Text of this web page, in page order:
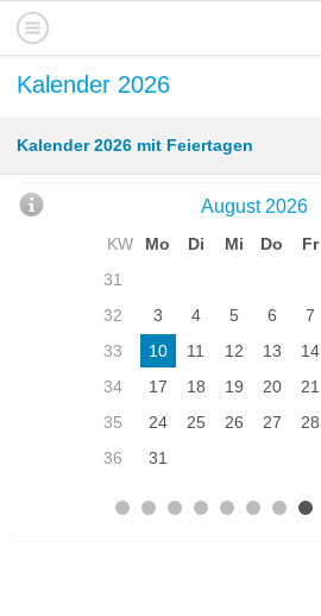
Kalender 2026
Kalender 2026 mit Feiertagen
August 2026
KW Mo Di Mi Do Fr
31
32
3 4 5 6 7
33
10 11 12 13 14
34
17 18 19 20 21
35
24 25 26 27 28
36
31